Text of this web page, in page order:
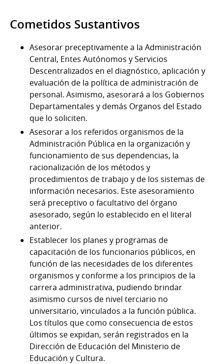
Cometidos Sustantivos
Asesorar preceptivamente a la Administración
Central, Entes Autónomos y Servicios
Descentralizados en el diagnóstico, aplicación y
evaluación de la política de administración de
personal. Asimismo, asesorará a los Gobiernos
Departamentales y demás Organos del Estado
que lo soliciten.
Asesorar a los referidos organismos de la
Administración Pública en la organización y
funcionamiento de sus dependencias, la
racionalización de los métodos y
procedimientos de trabajo y de los sistemas de
información necesarios. Este asesoramiento
será preceptivo o facultativo del órgano
asesorado, según lo establecido en el literal
anterior.
Establecer los planes y programas de
capacitación de los funcionarios públicos, en
función de las necesidades de los diferentes
organismos y conforme a los principios de la
carrera administrativa, pudiendo brindar
asimismo cursos de nivel terciario no
universitario, vinculados a la función pública.
Los títulos que como consecuencia de estos
últimos se expidan, serán registrados en la
Dirección de Educación del Ministerio de
Educación y Cultura.